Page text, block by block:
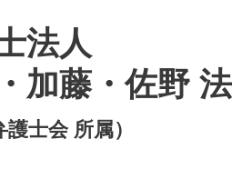
法人
加藤・佐野
護士会 所属）